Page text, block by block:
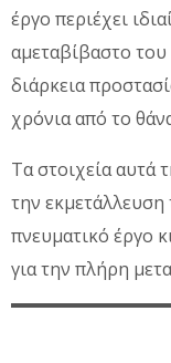
έργο περιέχει
αμεταβίβαστο
διάρκεια
χρόνια από το
Τα στοιχεία αυτά
την
πνευματικό έργο
για την πλήρη